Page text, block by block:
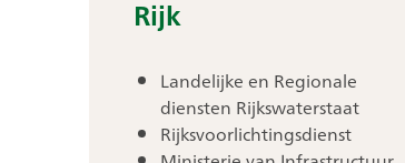
Rijk
Landelijke en Regionale
diensten Rijkswaterstaat
Rijksvoorlichtingsdienst